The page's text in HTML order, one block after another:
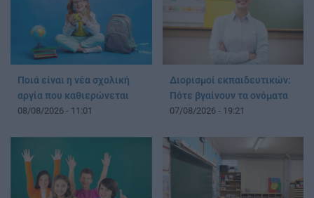
Ποιά είναι η νέα σχολική
αργία που καθιερώνεται
08/08/2026 - 11:01
Διορισμοί εκπαιδευτικών:
Πότε βγαίνουν τα ονόματα
07/08/2026 - 19:21